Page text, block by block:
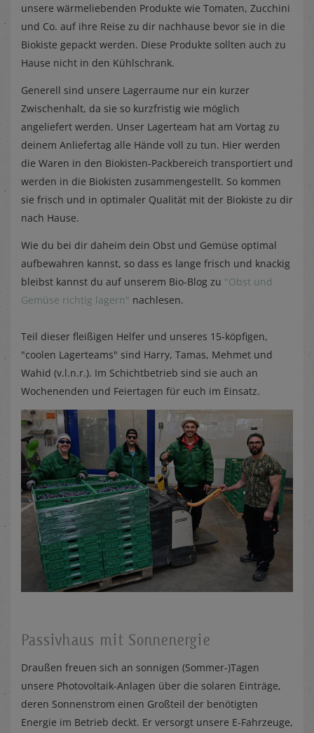
unsere wärmeliebenden Produkte wie Tomaten, Zucchini
und Co. auf ihre Reise zu dir nachhause bevor sie in die
Biokiste gepackt werden. Diese Produkte sollten auch zu
Hause nicht in den Kühlschrank.
Generell sind unsere Lagerraume nur ein kurzer
Zwischenhalt, da sie so kurzfristig wie möglich
angeliefert werden. Unser Lagerteam hat am Vortag zu
deinem Anliefertag alle Hände voll zu tun. Hier werden
die Waren in den Biokisten-Packbereich transportiert und
werden in die Biokisten zusammengestellt. So kommen
sie frisch und in optimaler Qualität mit der Biokiste zu dir
nach Hause.
Wie du bei dir daheim dein Obst und Gemüse optimal
aufbewahren kannst, so dass es lange frisch und knackig
bleibst kannst du auf unserem Bio-Blog zu "Obst und
Gemüse richtig lagern" nachlesen.
Teil dieser fleißigen Helfer und unseres 15-köpfigen,
"coolen Lagerteams" sind Harry, Tamas, Mehmet und
Wahid (v.l.n.r.). Im Schichtbetrieb sind sie auch an
Wochenenden und Feiertagen für euch im Einsatz.
Passivhaus mit Sonnenergie
Draußen freuen sich an sonnigen (Sommer-)Tagen
unsere Photovoltaik-Anlagen über die solaren Einträge,
deren Sonnenstrom einen Großteil der benötigten
Energie im Betrieb deckt. Er versorgt unsere E-Fahrzeuge,